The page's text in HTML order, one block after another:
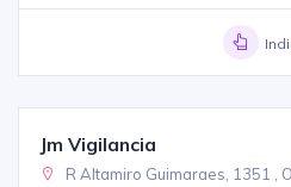
Jm Vigilancia
R Altamiro Guimaraes, 1351 ,